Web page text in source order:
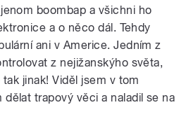
boombap a všichni ho
a o něco dál. Tehdy
ani v Americe. Jedním z
z nejižanskýho světa,
jinak! Viděl jsem v tom
trapový věci a naladil se na